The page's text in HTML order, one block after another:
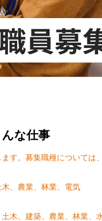
な仕事
す。募集職種については
、農業、林業、電気
木、建築、農業、林業、